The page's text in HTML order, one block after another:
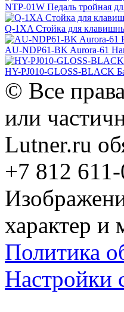
NTP-01W Педаль тройная
Q-1XA Стойка для
AU-NDP61-BK Aurora-61
HY-PJ010-GLOSS-BLACK
© Все
или
Lutner.ru
+7 812
характер и
Политика
Настройки